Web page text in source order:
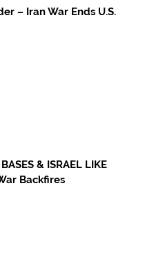
– Iran War Ends U.S.
& ISRAEL LIKE
Backfires